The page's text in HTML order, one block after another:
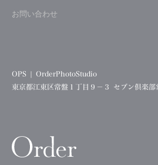
お問い合わせ
OPS | OrderPhotoStudio
東京都江東区常盤１丁目９−３ セブン倶楽